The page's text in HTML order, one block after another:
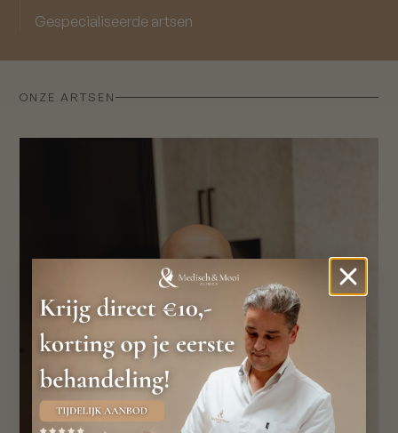
Gespecialiseerde artsen
ONZE ARTSEN